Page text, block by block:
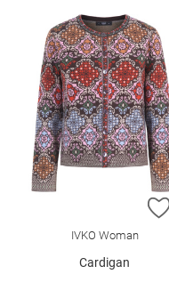
IVKO Woman
Cardigan